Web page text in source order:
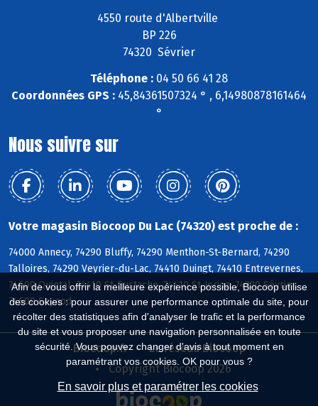
Afin de vous offrir la meilleure expérience possible, Biocoop utilise
des cookies : pour assurer une performance optimale du site, pour
récolter des statistiques afin d'analyser le trafic et la performance
du site et vous proposer une navigation personnalisée en toute
sécurité. Vous pouvez changer d'avis à tout moment en
paramétrant vos cookies. OK pour vous ?
En savoir plus et paramétrer les cookies
4550 route d'Albertville
BP 226
74320 Sévrier
Téléphone : 04 50 66 41 28
Coordonnées GPS : 45,84361507324 ° , 6,14980878161464
°
Nous suivre sur
Votre magasin Biocoop Du Lac (74320) est proche de :
74000 Annecy, 74290 Bluffy, 74290 Menthon-St-Bernard, 74290
Talloires, 74290 Veyrier-du-Lac, 74410 Duingt, 74410 Entrevernes,
74600 Quintal, 74410 St-Eustache, 74410 St-Jorioz, 74320 Sévrier,
74600 Seynod
Biocoop.fr
Le réseau Biocoop
Copyright Biocoop 2026